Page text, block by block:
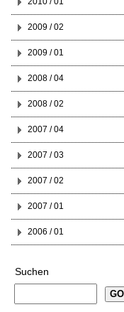
2009 / 02
2009 / 01
2008 / 04
2008 / 02
2007 / 04
2007 / 03
2007 / 02
2007 / 01
2006 / 01
Suchen